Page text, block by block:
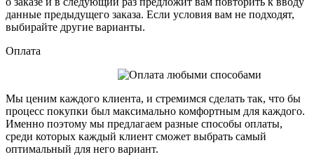
данные предыдущего заказа. Если условия вам не подходят,
выбирайте другие варианты.
Оплата
Мы ценим каждого клиента, и стремимся сделать так, что бы
процесс покупки был максимально комфортным для каждого.
Именно поэтому мы предлагаем разные способы оплаты,
среди которых каждый клиент сможет выбрать самый
оптимальный для него вариант.